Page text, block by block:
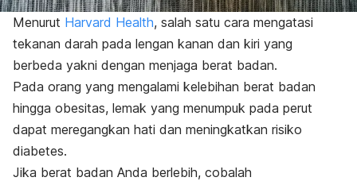
Menurut Harvard Health, salah satu cara mengatasi
tekanan darah pada lengan kanan dan kiri yang
berbeda yakni dengan menjaga berat badan.
Pada orang yang mengalami kelebihan berat badan
hingga obesitas, lemak yang menumpuk pada perut
dapat meregangkan hati dan meningkatkan risiko
diabetes.
Jika berat badan Anda berlebih, cobalah